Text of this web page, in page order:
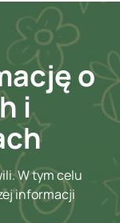
o
i
W tym celu
informacji